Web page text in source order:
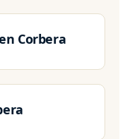
Corbera